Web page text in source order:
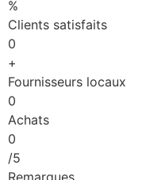
%
Clients satisfaits
0
+
Fournisseurs locaux
0
Achats
0
/5
Remarques